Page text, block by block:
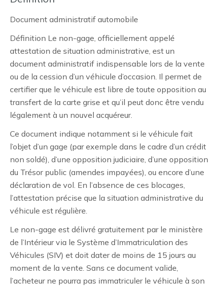
Document administratif automobile
Définition Le non-gage, officiellement appelé
attestation de situation administrative, est un
document administratif indispensable lors de la vente
ou de la cession d’un véhicule d’occasion. Il permet de
certifier que le véhicule est libre de toute opposition au
transfert de la carte grise et qu’il peut donc être vendu
légalement à un nouvel acquéreur.
Ce document indique notamment si le véhicule fait
l’objet d’un gage (par exemple dans le cadre d’un crédit
non soldé), d’une opposition judiciaire, d’une opposition
du Trésor public (amendes impayées), ou encore d’une
déclaration de vol. En l’absence de ces blocages,
l’attestation précise que la situation administrative du
véhicule est régulière.
Le non-gage est délivré gratuitement par le ministère
de l’Intérieur via le Système d’Immatriculation des
Véhicules (SIV) et doit dater de moins de 15 jours au
moment de la vente. Sans ce document valide,
l’acheteur ne pourra pas immatriculer le véhicule à son